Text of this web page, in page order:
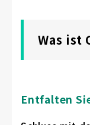
Was ist
Entfalten